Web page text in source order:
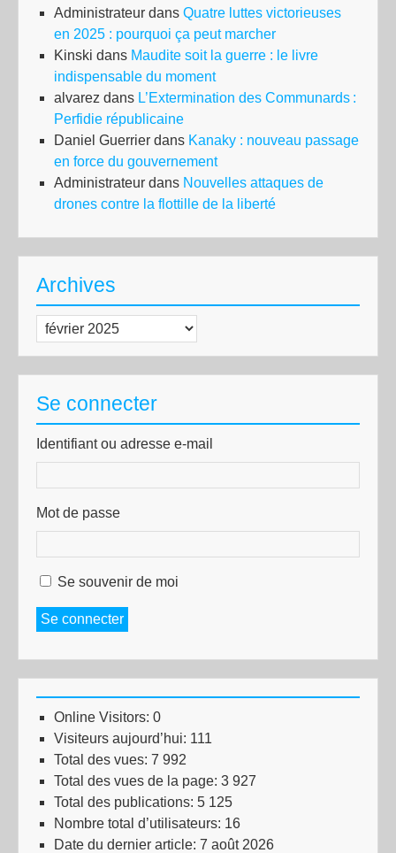
Administrateur dans Quatre luttes victorieuses
en 2025 : pourquoi ça peut marcher
Kinski dans Maudite soit la guerre : le livre
indispensable du moment
alvarez dans L’Extermination des Communards :
Perfidie républicaine
Daniel Guerrier dans Kanaky : nouveau passage
en force du gouvernement
Administrateur dans Nouvelles attaques de
drones contre la flottille de la liberté
Archives
Archives
Se connecter
Identifiant ou adresse e-mail
Mot de passe
Se souvenir de moi
Se connecter
Online Visitors: 0
Visiteurs aujourd’hui: 111
Total des vues: 7 992
Total des vues de la page: 3 927
Total des publications: 5 125
Nombre total d’utilisateurs: 16
Date du dernier article: 7 août 2026